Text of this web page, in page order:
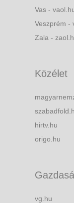
Vas -
Veszprém -
Zala -
Közélet
hirtv.hu
origo.hu
vg.hu